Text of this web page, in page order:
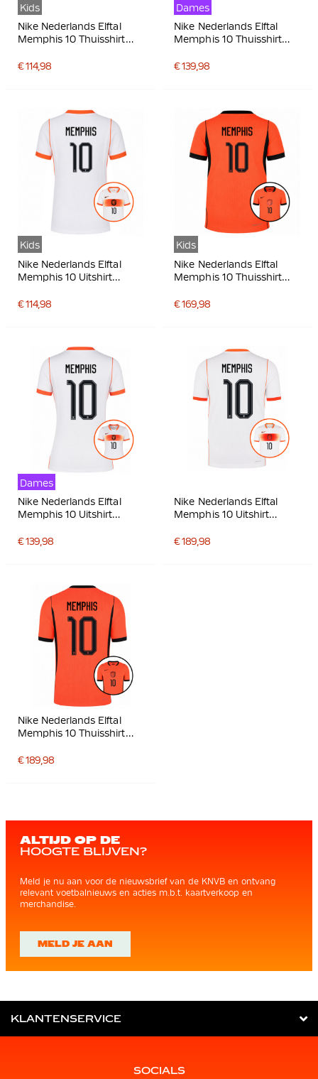
Kids
Nike Nederlands Elftal
Memphis 10 Thuisshirt
€ 114,98
Dames
Nike Nederlands Elftal
Memphis 10 Thuisshirt
€ 139,98
Kids
Nike Nederlands Elftal
Memphis 10 Uitshirt
€ 114,98
Kids
Nike Nederlands Elftal
Memphis 10 Thuisshirt
€ 169,98
Dames
Nike Nederlands Elftal
Memphis 10 Uitshirt
€ 139,98
Nike Nederlands Elftal
Memphis 10 Uitshirt
€ 189,98
Nike Nederlands Elftal
Memphis 10 Thuisshirt
€ 189,98
ALTIJD OP DE
HOOGTE BLIJVEN?
Meld je nu aan voor de nieuwsbrief van de KNVB en ontvang
relevant voetbalnieuws en acties m.b.t. kaartverkoop en
merchandise.
MELD JE AAN
KLANTENSERVICE
SOCIALS